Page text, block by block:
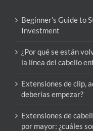
Beginner’s Guide to
Investment
¿Por qué se están
la línea del cabello
Extensiones de clip,
deberías empezar?
Extensiones de
por mayor: ¿cuáles